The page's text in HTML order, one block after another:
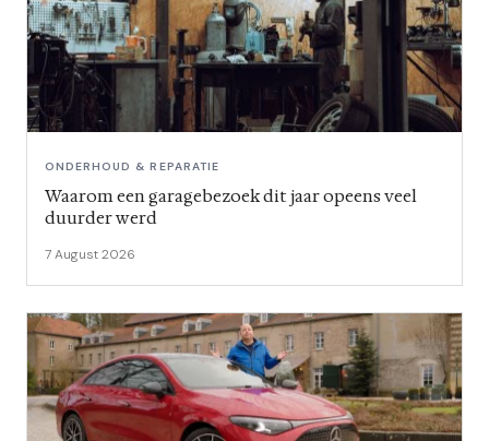
ONDERHOUD & REPARATIE
Waarom een garagebezoek dit jaar opeens veel
duurder werd
7 August 2026